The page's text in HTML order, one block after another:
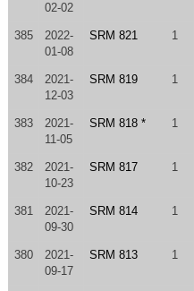
02-02
385
2022-
01-08
SRM 821 1
384
2021-
12-03
SRM 819 1
383
2021-
11-05
SRM 818 * 1
382
2021-
10-23
SRM 817 1
381
2021-
09-30
SRM 814 1
380
2021-
09-17
SRM 813 1